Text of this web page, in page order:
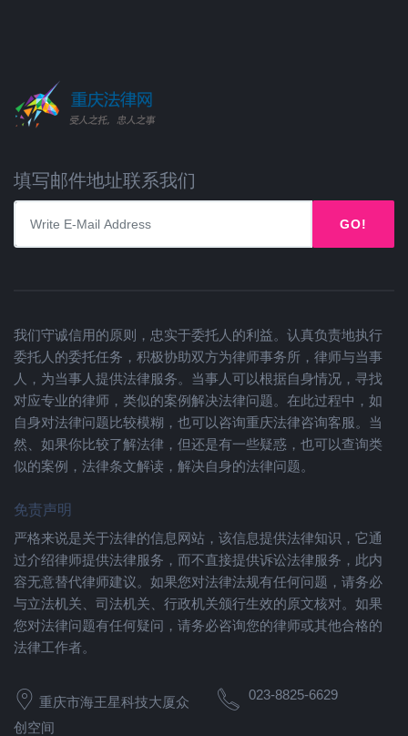
填写邮件地址联系我们
GO!
我们守诚信用的原则，忠实于委托人的利益。认真负责地执行
委托人的委托任务，积极协助双方为律师事务所，律师与当事
人，为当事人提供法律服务。当事人可以根据自身情况，寻找
对应专业的律师，类似的案例解决法律问题。在此过程中，如
自身对法律问题比较模糊，也可以咨询重庆法律咨询客服。当
然、如果你比较了解法律，但还是有一些疑惑，也可以查询类
似的案例，法律条文解读，解决自身的法律问题。
免责声明
严格来说是关于法律的信息网站，该信息提供法律知识，它通
过介绍律师提供法律服务，而不直接提供诉讼法律服务，此内
容无意替代律师建议。如果您对法律法规有任何问题，请务必
与立法机关、司法机关、行政机关颁行生效的原文核对。如果
您对法律问题有任何疑问，请务必咨询您的律师或其他合格的
法律工作者。
重庆市海王星科技大厦众
创空间
023-8825-6629